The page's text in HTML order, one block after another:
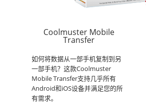
Coolmuster Mobile
Transfer
如何将数据从一部手机复制到另
一部手机？这款Coolmuster
Mobile Transfer支持几乎所有
Android和iOS设备并满足您的所
有需求。